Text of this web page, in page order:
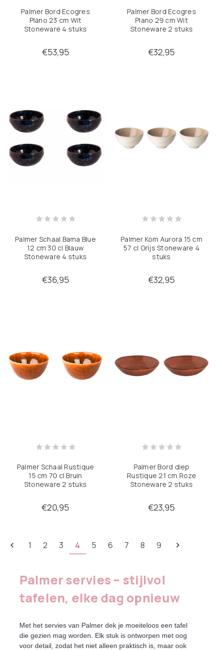
Palmer Bord Ecogres
Plano 23 cm Wit
Stoneware 4 stuks
€53,95
Palmer Bord Ecogres
Plano 29 cm Wit
Stoneware 2 stuks
€32,95
Palmer Schaal Bama Blue
12 cm 30 cl Blauw
Stoneware 4 stuks
€36,95
Palmer Kom Aurora 15 cm
57 cl Grijs Stoneware 4
stuks
€32,95
Palmer Schaal Rustique
15 cm 70 cl Bruin
Stoneware 2 stuks
€20,95
Palmer Bord diep
Rustique 21 cm Roze
Stoneware 2 stuks
€23,95
1 2 3 4 5 6 7 8 9
Palmer servies – stijlvol
tafelen, elke dag opnieuw
Met het servies van Palmer dek je moeiteloos een tafel
die gezien mag worden. Elk stuk is ontworpen met oog
voor detail, zodat het niet alleen praktisch is, maar ook